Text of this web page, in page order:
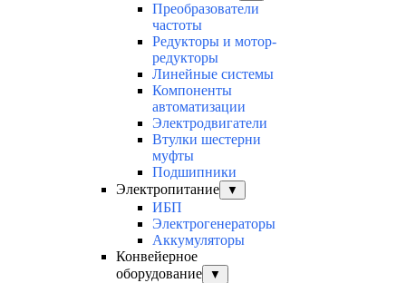
Преобразователи
частоты
Редукторы и мотор-
редукторы
Линейные системы
Компоненты
автоматизации
Электродвигатели
Втулки шестерни
муфты
Подшипники
Электропитание
▼
ИБП
Электрогенераторы
Аккумуляторы
Конвейерное
оборудование
▼